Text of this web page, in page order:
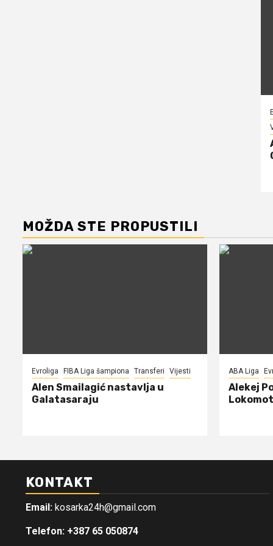
MOŽDA STE PROPUSTILI
Evroliga FIBA Liga šampiona Transferi Vijesti
Alen Smailagić nastavlja u
Galatasaraju
ABA Liga
Alekej
KONTAKT
Email: kosarka24h@gmail.com
Telefon: +387 65 050874